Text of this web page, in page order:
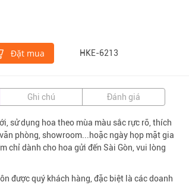
Đặt mua HKE-6213
Ghi chú Đánh giá
sử dụng hoa theo mùa màu sắc rực rỡ, thích
phòng, showroom...hoặc ngày họp mặt gia
chỉ dành cho hoa gửi đến Sài Gòn, vui lòng
được quý khách hàng, đặc biệt là các doanh